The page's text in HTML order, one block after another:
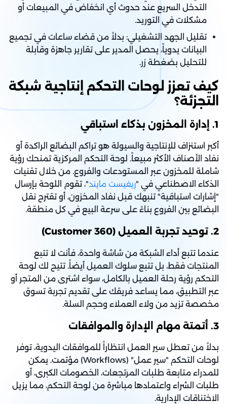
التدخل السريع عند حدوث أي انخفاض في المبيعات أو
مشكلات في التوريد.
تقليل الجهد التشغيلي: بدلاً من قضاء ساعات في تجميع
البيانات يدوياً، يحصل المدير على تقارير جاهزة وقابلة
للتحليل بضغطة زر.
كيف تعزز لوحات التحكم إنتاجية شبكة
التجزئة؟
1. إدارة المخزون بذكاء استباقي
أكبر استنزاف للإنتاجية والسيولة هو تراكم البضائع الراكدة أو
نفاد الأصناف الأكثر مبيعاً. لوحة التحكم المركزية تمنحك رؤية
شاملة للمخزون عبر المستودعات والفروع. من خلال تقنيات
الذكاء الاصطناعي في "ريفيست مايند"، تقوم اللوحة بإرسال
"إشارات استباقية" تنبهك قبل نفاد المخزون، أو تقترح نقل
البضائع بين الفروع بناءً على سرعة البيع في كل منطقة.
2. توحيد تجربة العميل (Customer 360)
عندما تتبع أداء الشبكة من شاشة واحدة، فأنت لا تتبع
المنتجات فقط، بل تتبع سلوك العميل أيضاً. تتيح لك لوحة
التحكم رؤية رحلة العميل بالكامل، سواء اشترى من المتجر أو
عبر التطبيق، مما يساعد فريقك على تقديم تجربة تسوق
مخصصة تزيد من ولاء العملاء وحجم السلة.
3. أتمتة مهام الإدارة والموافقات
بدلاً من تعطل سير العمل انتظاراً للموافقات اليدوية، توفر
لوحات التحكم "سير عمل" (Workflows) مؤتمت. يمكن
للمدراء متابعة طلبات المرتجعات، الخصومات الكبرى، أو
طلبات الشراء واعتمادها مباشرة من لوحة التحكم، مما يزيل
الاختناقات الإدارية.